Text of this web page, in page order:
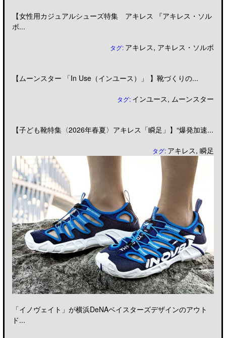
【女性用カジュアルシューズ特集 アキレス 『アキレス・ソル
ボ...
タグ: アキレス, アキレス・ソルボ
【ムーンスター 「In Use（インユース）」 】靴づくりの...
タグ: インユース, ムーンスター
【子ども靴特集〈2026年春夏〉アキレス「瞬足」】“爆発加速...
タグ: アキレス,瞬足
「イノヴェイト」が横浜DeNAベイスターズデザインのアウト
ド...